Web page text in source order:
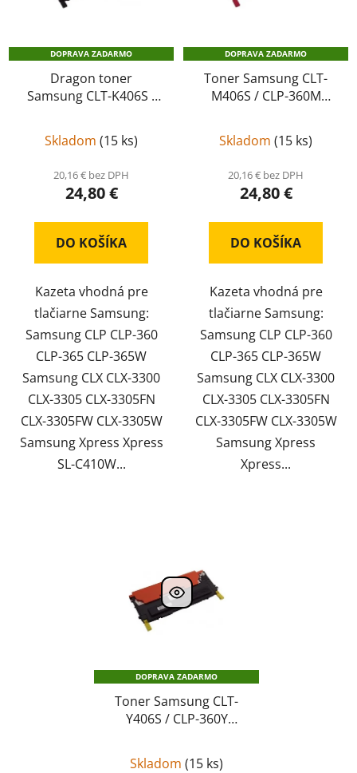
DOPRAVA ZADARMO
Dragon toner
Samsung CLT-K406S /
CLT-K406S / CLP-360BK
Skladom (15 ks)
20,16 € bez DPH
24,80 €
DO KOŠÍKA
Kazeta vhodná pre
tlačiarne Samsung:
Samsung CLP CLP-360
CLP-365 CLP-365W
Samsung CLX CLX-3300
CLX-3305 CLX-3305FN
CLX-3305FW CLX-3305W
Samsung Xpress Xpress
SL-C410W...
DOPRAVA ZADARMO
Toner Samsung CLT-
M406S / CLP-360M
/ CLP-360M
Skladom (15 ks)
20,16 € bez DPH
24,80 €
DO KOŠÍKA
Kazeta vhodná pre
tlačiarne Samsung:
Samsung CLP CLP-360
CLP-365 CLP-365W
Samsung CLX CLX-3300
CLX-3305 CLX-3305FN
CLX-3305FW CLX-3305W
Samsung Xpress
Xpress...
DOPRAVA ZADARMO
Toner Samsung CLT-
Y406S / CLP-360Y
CLP-360Y
Skladom (15 ks)